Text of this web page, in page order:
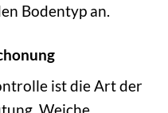
Bodentyp an.
ist die Art der